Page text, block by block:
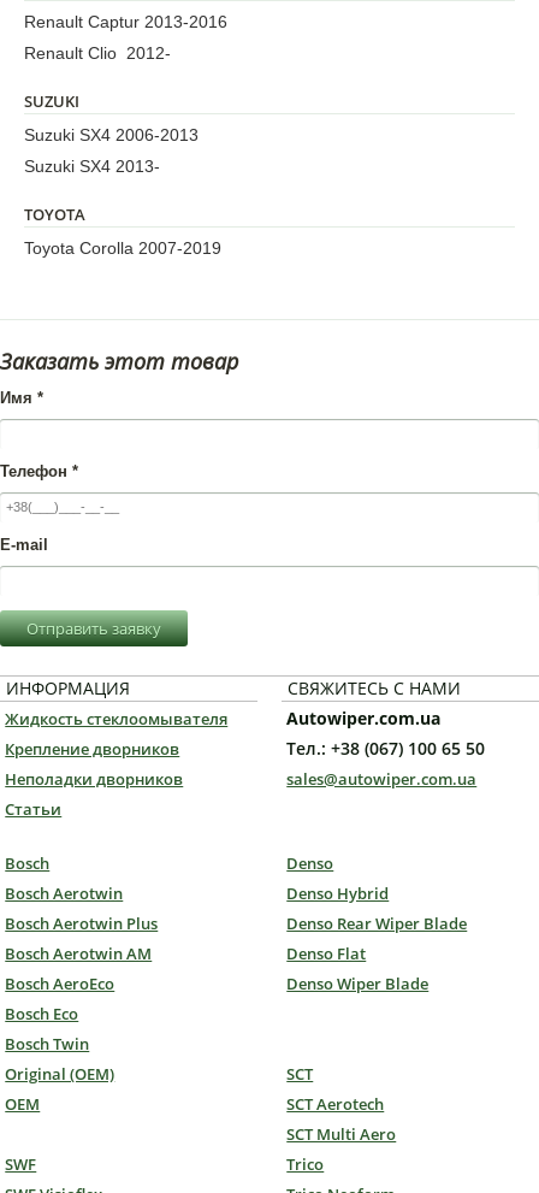
Renault Captur 2013-2016
Renault Clio 2012-
SUZUKI
Suzuki SX4 2006-2013
Suzuki SX4 2013-
TOYOTA
Toyota Corolla 2007-2019
Заказать этот товар
Имя *
Телефон *
E-mail
Отправить заявку
ИНФОРМАЦИЯ
Жидкость стеклоомывателя
Крепление дворников
Неполадки дворников
Статьи
СВЯЖИТЕСЬ С НАМИ
Autowiper.com.ua
Тел.: +38 (067) 100 65 50
sales@autowiper.com.ua
Bosch
Bosch Aerotwin
Bosch Aerotwin Plus
Bosch Aerotwin AM
Bosch AeroEco
Bosch Eco
Bosch Twin
Denso
Denso Hybrid
Denso Rear Wiper Blade
Denso Flat
Denso Wiper Blade
Original (OEM)
OEM
SCT
SCT Aerotech
SCT Multi Aero
SWF
Trico